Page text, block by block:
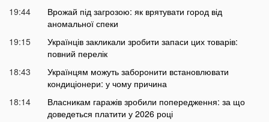
19:44
Врожай під загрозою: як врятувати город від
аномальної спеки
19:15
Українців закликали зробити запаси цих товарів:
повний перелік
18:43
Українцям можуть заборонити встановлювати
кондиціонери: у чому причина
18:14
Власникам гаражів зробили попередження: за що
доведеться платити у 2026 році